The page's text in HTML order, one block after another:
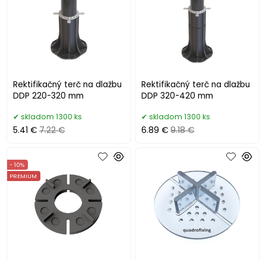
Rektifikačný terč na dlažbu
DDP 220-320 mm
skladom 1300 ks
5.41 € 7.22 €
Rektifikačný terč na dlažbu
DDP 320-420 mm
skladom 1300 ks
6.89 € 9.18 €
- 10%
PREMIUM